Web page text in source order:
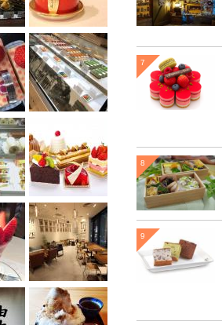
7
8
9